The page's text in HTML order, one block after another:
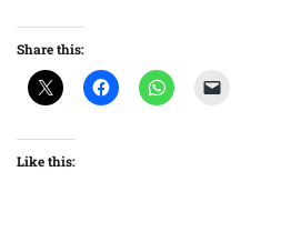
Share this:
Like this: